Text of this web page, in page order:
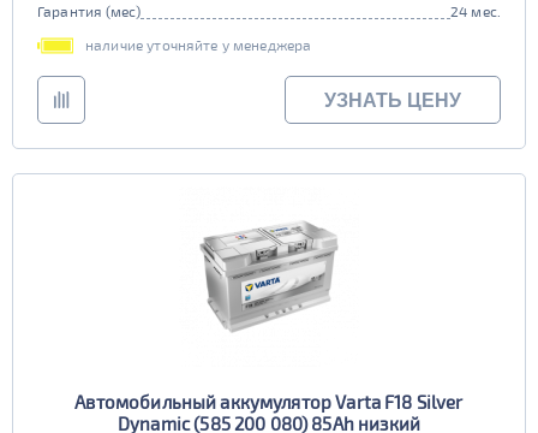
Гарантия (мес)
24 мес.
наличие уточняйте у менеджера
УЗНАТЬ ЦЕНУ
Автомобильный аккумулятор Varta F18 Silver
Dynamic (585 200 080) 85Ah низкий